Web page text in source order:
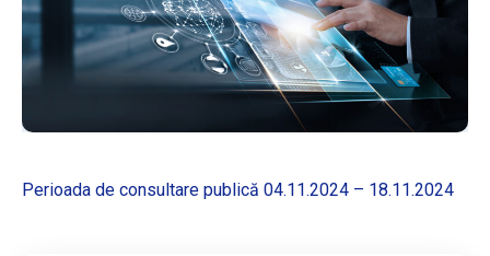
Perioada de consultare publică 04.11.2024 – 18.11.2024